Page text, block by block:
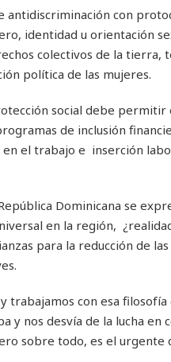
antidiscriminación con
identidad u orientación
colectivos de la
política de las mujeres.
social debe permitir
de inclusión
el trabajo e inserción
Dominicana se
en la región,
para la reducción de
trabajamos con esa
y nos desvía de la lucha
sobre todo, es el urgente